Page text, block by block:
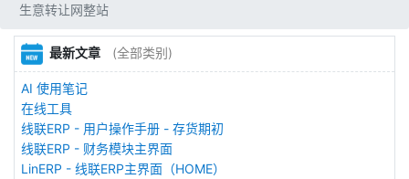
生意转让网整站
最新文章 (全部类别)
AI 使用笔记
在线工具
线联ERP - 用户操作手册 - 存货期初
线联ERP - 财务模块主界面
LinERP - 线联ERP主界面（HOME）